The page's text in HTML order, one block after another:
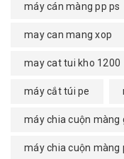
máy cán màng pp ps
may can mang xop
may cat tui kho 1200
máy cắt túi pe
máy chia cuộn màng
máy chia cuộn màng